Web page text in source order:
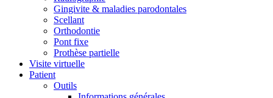
Gingivite & maladies parodontales
Scellant
Orthodontie
Pont fixe
Prothèse partielle
Visite virtuelle
Patient
Outils